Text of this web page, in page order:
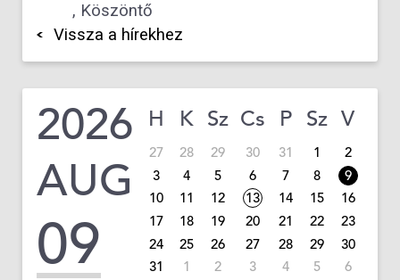
, Köszöntő
Vissza a hírekhez
2026
AUG
09
H K Sz Cs P Sz V
27 28 29 30 31 1
2
3
4 5 6 7 8
9
10
11 12 13 14 15
16
17
18 19 20 21 22
23
24
25 26 27 28 29
30
31
1 2 3 4 5 6